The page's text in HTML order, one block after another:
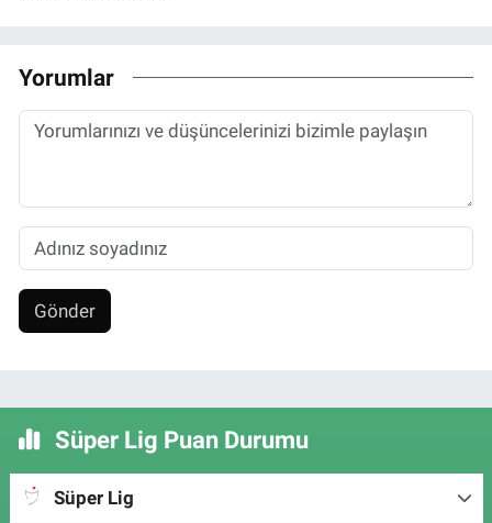
Yorumlar
Gönder
Süper Lig Puan Durumu
Süper Lig